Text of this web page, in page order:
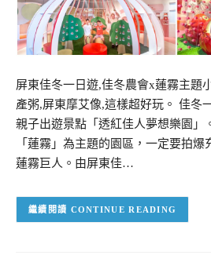
屏東佳冬一日遊,佳冬農會x蓮霧主題
產粥,屏東摩艾像,這樣超好玩。 佳冬
親子出遊景點「透紅佳人夢想樂園」
「蓮霧」為主題的園區，一定要拍
蓮霧巨人。由屏東佳…
CONTINUE READING